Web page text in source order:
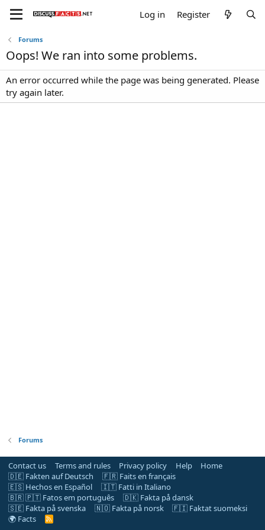
Log in Register
Forums
Oops! We ran into some problems.
An error occurred while the page was being generated. Please
try again later.
Forums
Contact us Terms and rules Privacy policy Help
Home
🇩🇪 Fakten auf Deutsch
🇫🇷 Faits en français
🇪🇸 Hechos en Español
🇮🇹 Fatti in Italiano
🇧🇷 🇵🇹 Fatos em português
🇩🇰 Fakta på dansk
🇸🇪 Fakta på svenska
🇳🇴 Fakta på norsk
🇫🇮 Faktat suomeksi
🌍 Facts
R